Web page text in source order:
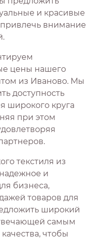
и красивые
внимание
цены нашего
из Иваново. Мы
доступность
широкого круга
при этом
текстиля из
и
бизнеса,
товаров для
широкий
самым
чтобы